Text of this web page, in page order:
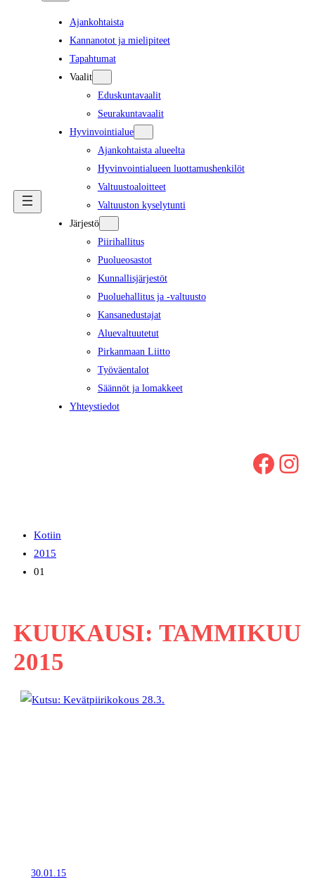
Ajankohtaista
Kannanotot ja mielipiteet
Tapahtumat
Vaalit
Eduskuntavaalit
Seurakuntavaalit
Hyvinvointialue
Ajankohtaista alueelta
Hyvinvointialueen luottamushenkilöt
Valtuustoaloitteet
Valtuuston kyselytunti
Järjestö
Piirihallitus
Puolueosastot
Kunnallisjärjestöt
Puoluehallitus ja -valtuusto
Kansanedustajat
Aluevaltuutetut
Pirkanmaan Liitto
Työväentalot
Säännöt ja lomakkeet
Yhteystiedot
Facebook Instagram
Kotiin
2015
01
KUUKAUSI: TAMMIKUU
2015
30.01.15